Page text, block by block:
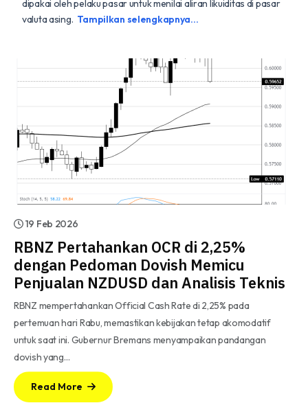
dipakai oleh pelaku pasar untuk menilai aliran likuiditas di pasar
valuta asing. Tampilkan selengkapnya...
19 Feb 2026
RBNZ Pertahankan OCR di 2,25%
dengan Pedoman Dovish Memicu
Penjualan NZDUSD dan Analisis Teknis
RBNZ mempertahankan Official Cash Rate di 2,25% pada
pertemuan hari Rabu, memastikan kebijakan tetap akomodatif
untuk saat ini. Gubernur Bremans menyampaikan pandangan
dovish yang…
Read More